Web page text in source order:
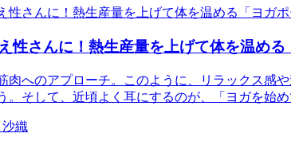
性さんに！熱生産量を上げて体を温め
肉へのアプローチ。このように、リラックス感
。そして、近頃よく耳にするのが、「ヨガを始
沙織